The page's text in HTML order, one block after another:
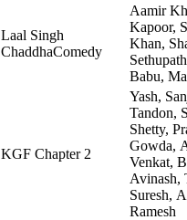
Laal Singh
ChaddhaComedy
Aamir
Kapoor,
Khan,
Babu,
KGF Chapter 2
Yash,
Tandon,
Shetty,
Gowda,
Venkat,
Avinash,
Suresh,
Ramesh